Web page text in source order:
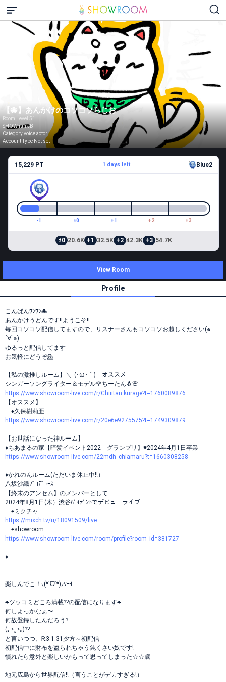
【🐙】あんかけのコソコソらじお
Room Level 51
SHOW rank B
Category voice actor
Account Type Not set
15,229 PT 1 days left Blue2
-1 ±0 +1 +2 +3
±0 20.6K +1 32.5K +2 42.3K +3 54.7K
View Room
Profile
こんばんﾜﾝﾜﾝ🐙
あんかけうどんです‼️ようこそ‼️
毎回コソコソ配信してますので、リスナーさんもコソコソお越しください(๑
´∀`๑)
ゆるっと配信してます
お気軽にどうぞ💁
【私の激推しルーム】＼_(･ω･｀)ｺｺオススメ
シンガーソングライター＆モデル🌹ちーたん🐧🌸
https://www.showroom-live.com/r/Chiiitan.kurage?t=1760089876
【オススメ】
♦久保樹莉亜
https://www.showroom-live.com/r/20e6e9275575?t=1749309879
【お世話になった神ルーム】
♦ちあまるの家【暗髪イベント2022 グランプリ】♥2024年4月1日卒業
https://www.showroom-live.com/22mdh_chiamaru?t=1660308258
♦かれのんルーム(ただいま休止中‼️）
八坂沙織ﾌﾟﾛﾃﾞｭｰｽ
【終末のアンセム】のメンバーとして
2024年8月1日(木）渋谷ﾊﾞｲﾃﾞﾝﾄでデビューライブ
♠ミクチャ
https://mixch.tv/u/18091509/live
♠showroom
https://www.showroom-live.com/room/profile?room_id=381727
♦
楽しんでこ！⸜(*ˊᗜˋ*)⸝ﾜｰｲ
♣ツッコミどころ満載??の配信になります♣
何しよっかなぁ〜
何故登録したんだろう?
(｡◔‸◔｡)??
と言いつつ、Ꭱ3.1.31夕方～初配信
初配信中に財布を盗られちゃう鈍くさい奴です!
慣れたら意外と楽しいかもって思ってしまった☆☆歳
地元広島から世界配信‼️（言うことがデカすぎる!）